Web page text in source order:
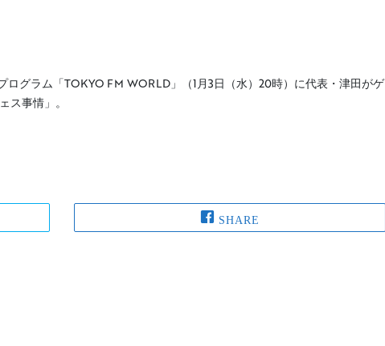
グラム「TOKYO FM WORLD」（1月3日（水）20時）に代表・津田がゲ
ス事情」。
SHARE